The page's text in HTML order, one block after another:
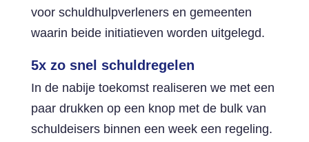
voor schuldhulpverleners en gemeenten
waarin beide initiatieven worden uitgelegd.
5x zo snel schuldregelen
In de nabije toekomst realiseren we met een
paar drukken op een knop met de bulk van
schuldeisers binnen een week een regeling.